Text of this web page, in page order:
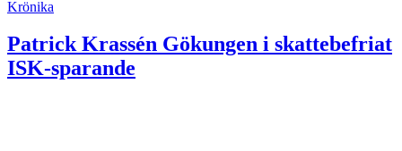
Krönika
Patrick Krassén Gökungen i skattebefriat
ISK-sparande